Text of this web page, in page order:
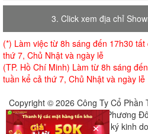
3. Click xem địa chỉ
(*) Làm việc từ 8h sáng đến 17h30
thứ 7, Chủ Nhật và ngày lễ
(TP. Hồ Chí Minh) Làm từ 8h sáng
tuần kể cả thứ 7, Chủ Nhật và ngày lễ
Copyright © 2026 Công Ty Cổ
Phương
Giấy chứng nhận đăng ký kinh
×